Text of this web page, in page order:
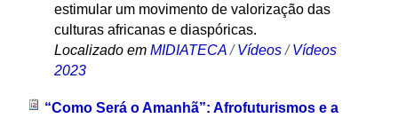
estimular um movimento de valorização das
culturas africanas e diaspóricas.
Localizado em MIDIATECA /Vídeos /Vídeos
2023
“Como Será o Amanhã”: Afrofuturismos e a